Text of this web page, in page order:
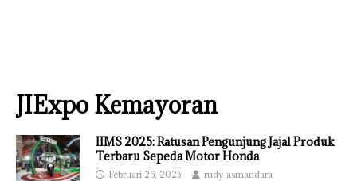
JIExpo Kemayoran
IIMS 2025: Ratusan Pengunjung Jajal Produk
Terbaru Sepeda Motor Honda
Februari 26, 2025 rudy asmandara